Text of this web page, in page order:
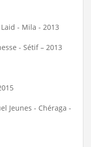
- Mila - 2013
- Sétif – 2013
Jeunes - Chéraga -